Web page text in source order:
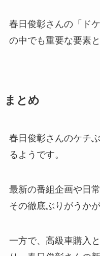
春日俊彰さんの「ド
の中でも重要な要素
まとめ
春日俊彰さんのケチ
るようです。
最新の番組企画や日
その徹底ぶりがうかが
一方で、高級車購入